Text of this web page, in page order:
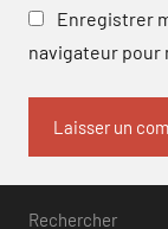
Enregistrer
navigateur pour
Rechercher